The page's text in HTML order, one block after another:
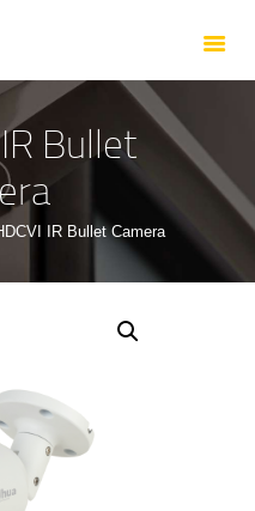
Bullet
IR Bullet Camera